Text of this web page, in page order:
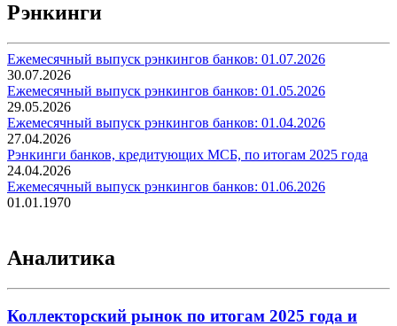
Рэнкинги
Ежемесячный выпуск рэнкингов банков: 01.07.2026
30.07.2026
Ежемесячный выпуск рэнкингов банков: 01.05.2026
29.05.2026
Ежемесячный выпуск рэнкингов банков: 01.04.2026
27.04.2026
Рэнкинги банков, кредитующих МСБ, по итогам 2025 года
24.04.2026
Ежемесячный выпуск рэнкингов банков: 01.06.2026
01.01.1970
Аналитика
Коллекторский рынок по итогам 2025 года и